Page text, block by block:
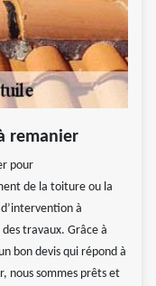
remanier
pour
de la toiture ou la
à
travaux. Grâce à
bon devis qui répond à
nous sommes prêts et